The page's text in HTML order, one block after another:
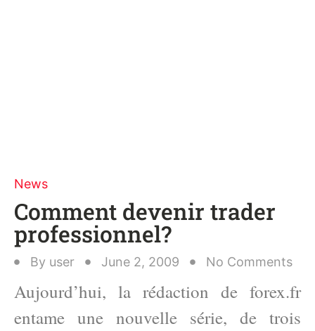
News
Comment devenir trader
professionnel?
By user June 2, 2009 No Comments
Aujourd’hui, la rédaction de forex.fr
entame une nouvelle série, de trois